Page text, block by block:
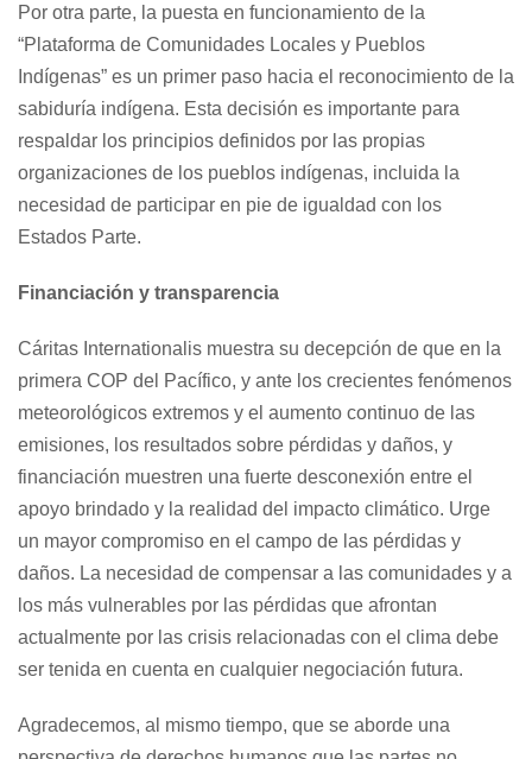
Por otra parte, la puesta en funcionamiento de la
“Plataforma de Comunidades Locales y Pueblos
Indígenas” es un primer paso hacia el reconocimiento de la
sabiduría indígena. Esta decisión es importante para
respaldar los principios definidos por las propias
organizaciones de los pueblos indígenas, incluida la
necesidad de participar en pie de igualdad con los
Estados Parte.
Financiación y transparencia
Cáritas Internationalis muestra su decepción de que en la
primera COP del Pacífico, y ante los crecientes fenómenos
meteorológicos extremos y el aumento continuo de las
emisiones, los resultados sobre pérdidas y daños, y
financiación muestren una fuerte desconexión entre el
apoyo brindado y la realidad del impacto climático. Urge
un mayor compromiso en el campo de las pérdidas y
daños. La necesidad de compensar a las comunidades y a
los más vulnerables por las pérdidas que afrontan
actualmente por las crisis relacionadas con el clima debe
ser tenida en cuenta en cualquier negociación futura.
Agradecemos, al mismo tiempo, que se aborde una